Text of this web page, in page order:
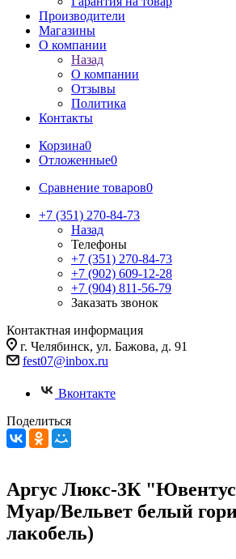
Производители
Магазины
О компании
Назад
О компании
Отзывы
Политика
Контакты
Корзина0
Отложенные0
Сравнение товаров0
+7 (351) 270-84-73
Назад
Телефоны
+7 (351) 270-84-73
+7 (902) 609-12-28
+7 (904) 811-56-79
Заказать звонок
Контактная информация
г. Челябинск, ул. Бажова, д. 91
fest07@inbox.ru
Вконтакте
Поделиться
Аргус Люкс-3К
Муар/Вельвет белый
лакобель)